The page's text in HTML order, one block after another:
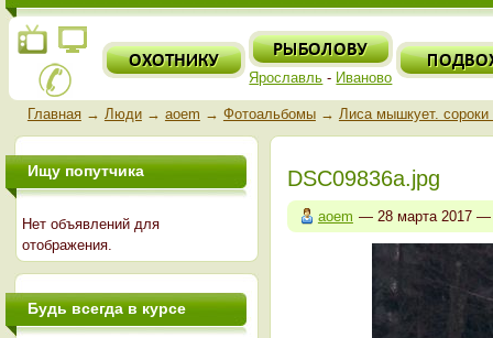
Ярославль - Иваново
Главная→ Люди→ aoem → Фотоальбомы→ Лиса мышкует. сороки
DSC09836а.jpg
aoem — 28 марта 2017
Ищу попутчика
Нет объявлений для
отображения.
Будь всегда в курсе